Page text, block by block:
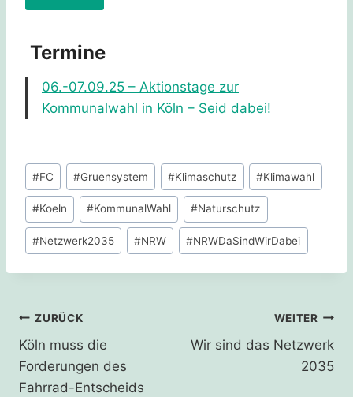
e
d
i
e
s
e
e
l
d
l
A
a
t
i
e
Termine
06.-07.09.25 – Aktionstage zur
Kommunalwahl in Köln – Seid dabei!
Schlagworte:
#FC #Gruensystem #Klimaschutz #Klimawahl
#Koeln #KommunalWahl #Naturschutz
#Netzwerk2035 #NRW #NRWDaSindWirDabei
Beitragsnavigation
ZURÜCK
Köln muss die
Forderungen des
Fahrrad-Entscheids
WEITER
Wir sind das Netzwerk
2035